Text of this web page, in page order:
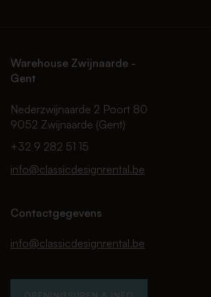
Warehouse Zwijnaarde -
Gent
Nederzwijnaarde 2 Poort 80
9052 Zwijnaarde (Gent)
+32 9 282 51 15
info@classicdesignrental.be
Contactgegevens
info@classicdesignrental.be